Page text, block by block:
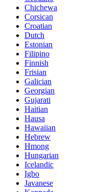
Chichewa
Corsican
Croatian
Dutch
Estonian
Filipino
Finnish
Frisian
Galician
Georgian
Gujarati
Haitian
Hausa
Hawaiian
Hebrew
Hmong
Hungarian
Icelandic
Igbo
Javanese